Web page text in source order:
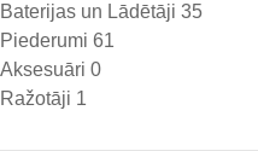
Baterijas un Lādētāji 35
Piederumi 61
Aksesuāri 0
Ražotāji 1